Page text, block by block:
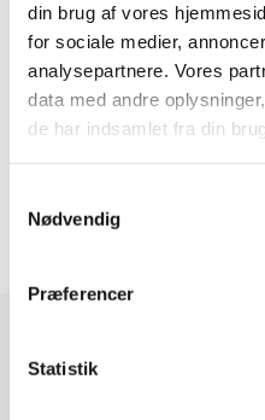
din brug af vores
for sociale medier,
analysepartnere. Vores
data med andre
de har indsamlet fra din
Nødvendig
Præferencer
Statistik
Kvælerkæde med 2 store
fungerer som
Kæden er ekstremt stærk,
den tæt på umulig for en
Kæden måler 45 cm
Nyheder og katalog -